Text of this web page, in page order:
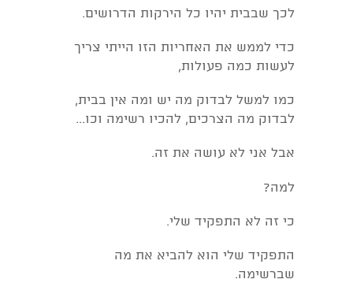
לכך שבבית יהיו כל הירקות הדרושים.
כדי לממש את האחריות הזו הייתי צריך
לעשות כמה פעולות,
כמו למשל לבדוק מה יש ומה אין בבית,
לבדוק מה הצרכים, להכיו רשימה וכו...
אבל אני לא עושה את זה.
למה?
כי זה לא התפקיד שלי.
התפקיד שלי הוא להביא את מה
שברשימה.